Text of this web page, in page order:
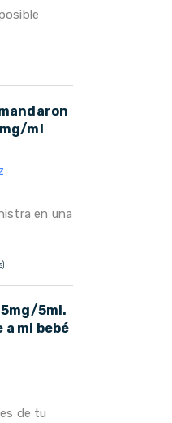
ml
en una
5ml.
mi bebé
de tu